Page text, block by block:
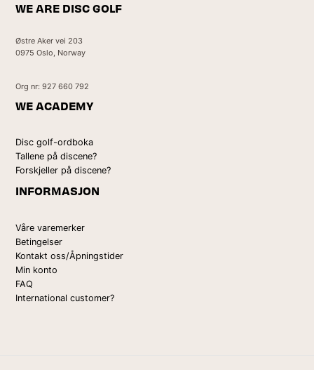
WE ARE DISC GOLF
Østre Aker vei 203
0975 Oslo, Norway
Org nr: 927 660 792
WE ACADEMY
Disc golf-ordboka
Tallene på discene?
Forskjeller på discene?
INFORMASJON
Våre varemerker
Betingelser
Kontakt oss/Åpningstider
Min konto
FAQ
International customer?